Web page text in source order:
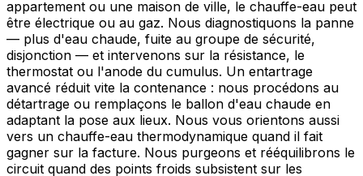
appartement ou une maison de ville, le chauffe-eau peut
être électrique ou au gaz. Nous diagnostiquons la panne
— plus d'eau chaude, fuite au groupe de sécurité,
disjonction — et intervenons sur la résistance, le
thermostat ou l'anode du cumulus. Un entartrage
avancé réduit vite la contenance : nous procédons au
détartrage ou remplaçons le ballon d'eau chaude en
adaptant la pose aux lieux. Nous vous orientons aussi
vers un chauffe-eau thermodynamique quand il fait
gagner sur la facture. Nous purgeons et rééquilibrons le
circuit quand des points froids subsistent sur les